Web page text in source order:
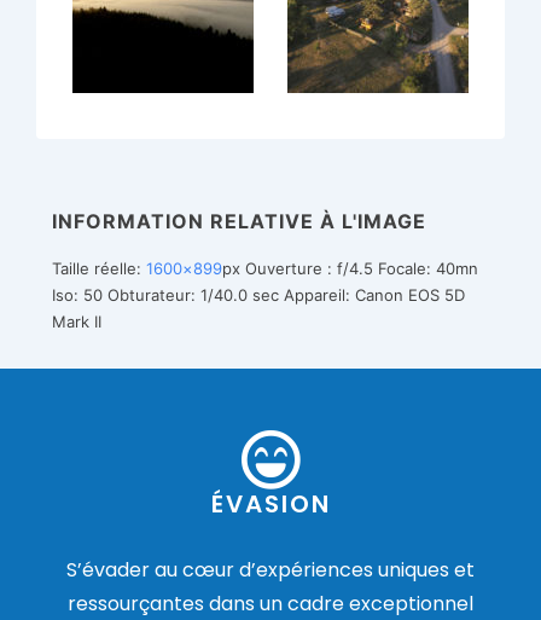
INFORMATION RELATIVE À L'IMAGE
Taille réelle: 1600×899px Ouverture : f/4.5 Focale: 40mn
Iso: 50 Obturateur: 1/40.0 sec Appareil: Canon EOS 5D
Mark II
ÉVASION
S’évader au cœur d’expériences uniques et
ressourçantes dans un cadre exceptionnel